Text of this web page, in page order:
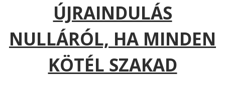
ÚJRAINDULÁS
NULLÁRÓL, HA MINDEN
KÖTÉL SZAKAD